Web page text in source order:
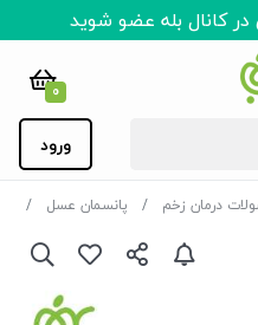
کانال بله عضو شوید
0
ورود
درمان زخم پانسمان عسل